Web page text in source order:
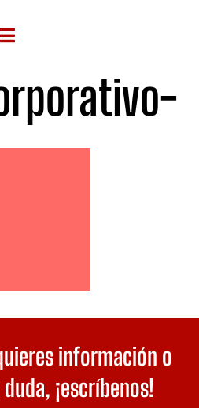
información o
¡escríbenos!